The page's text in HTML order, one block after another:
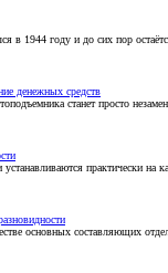
в 1944 году и до сих пор
денежных средств
станет просто
практически на
основных составляющих